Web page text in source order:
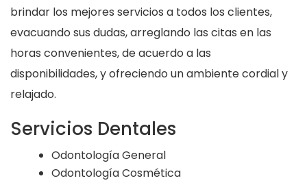
brindar los mejores servicios a todos los clientes,
evacuando sus dudas, arreglando las citas en las
horas convenientes, de acuerdo a las
disponibilidades, y ofreciendo un ambiente cordial y
relajado.
Servicios Dentales
Odontología General
Odontología Cosmética